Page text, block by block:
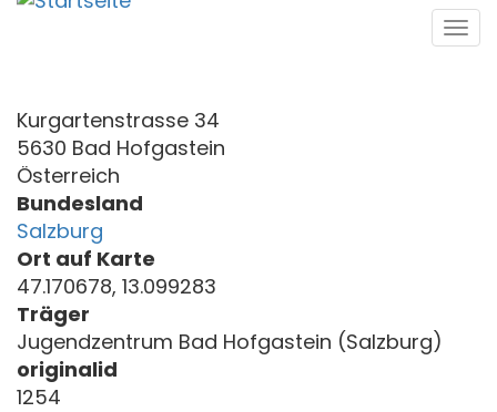
Direkt
Kurgartenstrasse 34
5630 Bad Hofgastein
Österreich
Bundesland
Salzburg
Ort auf Karte
47.170678, 13.099283
Träger
Jugendzentrum Bad Hofgastein (Salzburg)
originalid
1254